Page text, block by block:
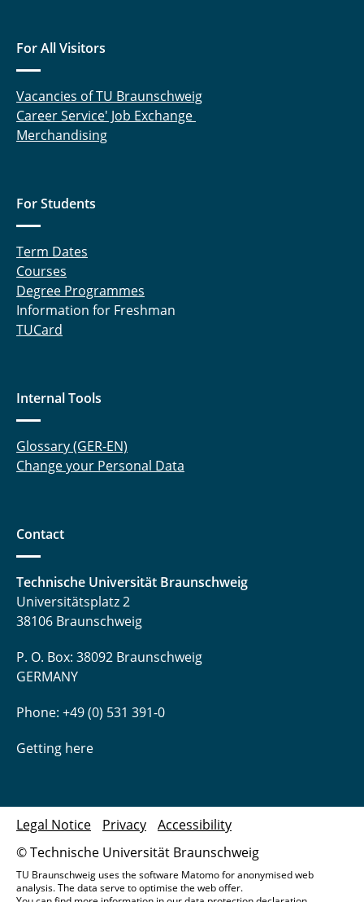
For All Visitors
Vacancies of TU Braunschweig
Career Service' Job Exchange
Merchandising
For Students
Term Dates
Courses
Degree Programmes
Information for Freshman
TUCard
Internal Tools
Glossary (GER-EN)
Change your Personal Data
Contact
Technische Universität Braunschweig
Universitätsplatz 2
38106 Braunschweig
P. O. Box: 38092 Braunschweig
GERMANY
Phone: +49 (0) 531 391-0
Getting here
© Technische Universität Braunschweig
Legal Notice Privacy Accessibility
TU Braunschweig uses the software Matomo for anonymised web
analysis. The data serve to optimise the web offer.